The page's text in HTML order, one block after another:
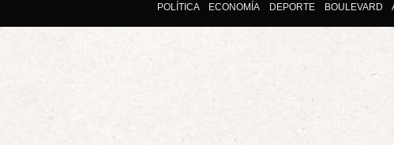
POLÍTICA ECONOMÍA DEPORTE BOULEVARD